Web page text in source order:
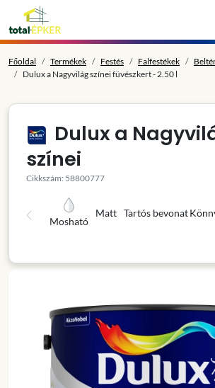
Főoldal Termékek Festés Falfestékek
Dulux a Nagyvilág színei füvészkert - 2.50 l
Dulux a
színei
Cikkszám: 58800777
Mosható
Matt Tartós bevonat